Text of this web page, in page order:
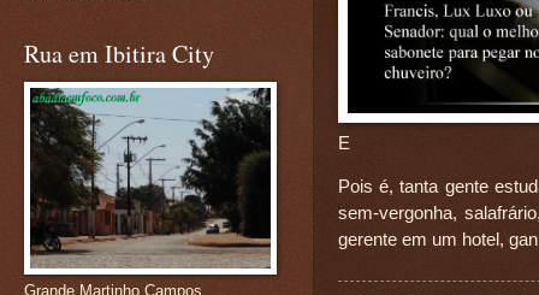
E
Pois é, tanta gente
sem-vergonha,
gerente em um hotel,
Rua em Ibitira City
Grande Martinho Campos